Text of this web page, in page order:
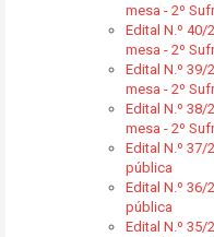
mesa - 2º
Edital N.º
mesa - 2º
Edital N.º
mesa - 2º
Edital N.º
mesa - 2º
Edital N.º 37/
pública
Edital N.º 36/
pública
Edital N.º 35/